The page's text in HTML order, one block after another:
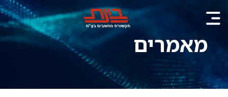
מאמרים